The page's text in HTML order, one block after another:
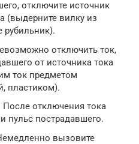
отключите источник
(выдерните вилку из
рубильник).
отключить ток,
от источника тока
ток предметом
пластиком).
После отключения тока
пульс пострадавшего.
вызовите